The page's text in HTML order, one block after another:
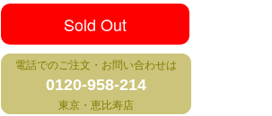
Sold Out
電話でのご注文・お問い合わせは
0120-958-214
東京・恵比寿店